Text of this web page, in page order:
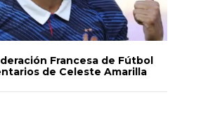
Francesa de Fútbol
de Celeste Amarilla